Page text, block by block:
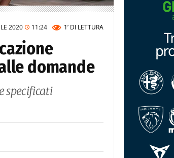
2020 11:24 1’ DI LETTURA
domande
specificati